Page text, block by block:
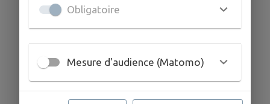
Obligatoire
Mesure d'audience (Matomo)